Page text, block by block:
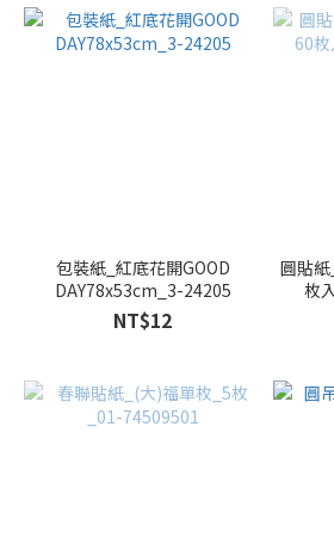
包裝紙_紅底花開GOOD
DAY78x53cm_3-24205
NT$12
圓貼
枚